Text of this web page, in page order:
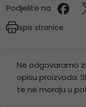
Podjelite na
Ispis stranice
Ne odgovaramo
opisu proizvoda.
te ne moraju u